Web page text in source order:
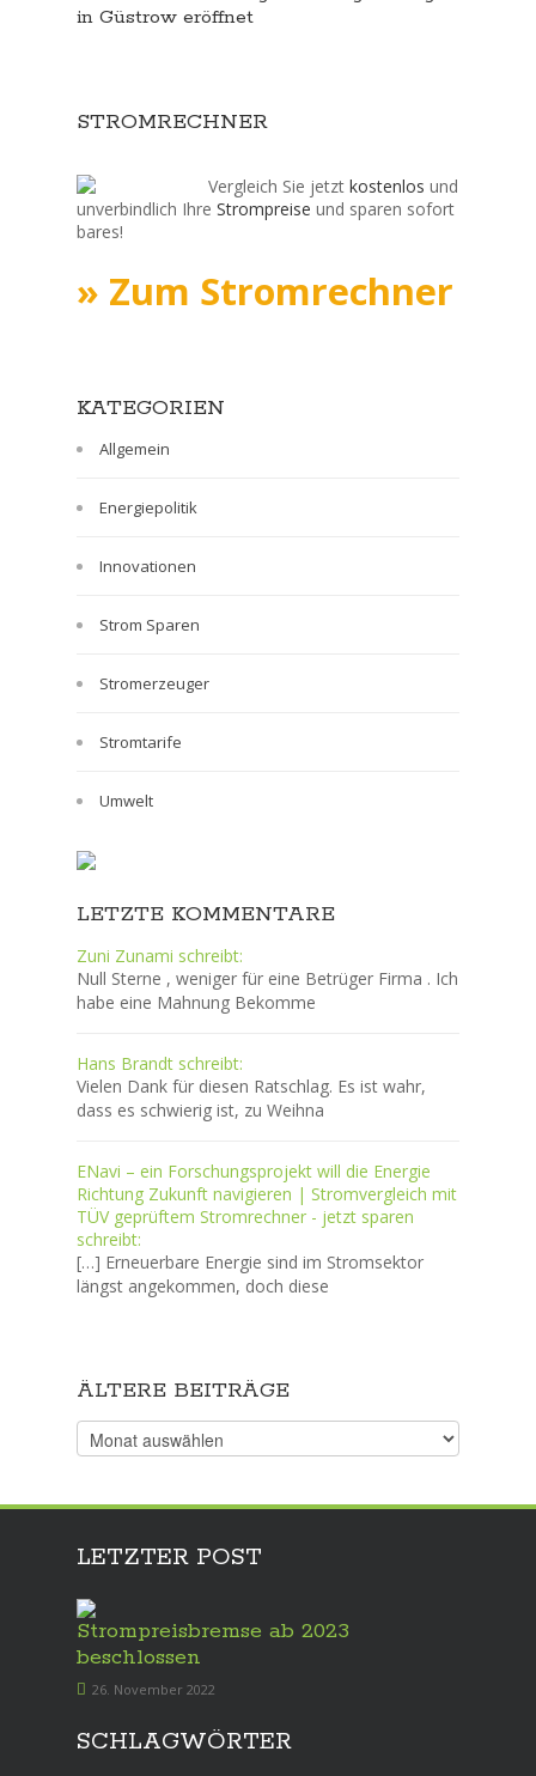
in Güstrow eröffnet
STROMRECHNER
Vergleich Sie jetzt kostenlos und
unverbindlich Ihre Strompreise und sparen sofort
bares!
» Zum Stromrechner
KATEGORIEN
Allgemein
Energiepolitik
Innovationen
Strom Sparen
Stromerzeuger
Stromtarife
Umwelt
LETZTE KOMMENTARE
Zuni Zunami schreibt:
Null Sterne , weniger für eine Betrüger Firma . Ich
habe eine Mahnung Bekomme
Hans Brandt schreibt:
Vielen Dank für diesen Ratschlag. Es ist wahr,
dass es schwierig ist, zu Weihna
ENavi – ein Forschungsprojekt will die Energie
Richtung Zukunft navigieren | Stromvergleich mit
TÜV geprüftem Stromrechner - jetzt sparen
schreibt:
[…] Erneuerbare Energie sind im Stromsektor
längst angekommen, doch diese
ÄLTERE BEITRÄGE
Ältere
Beiträge
LETZTER POST
Strompreisbremse ab 2023
beschlossen
26. November 2022
SCHLAGWÖRTER